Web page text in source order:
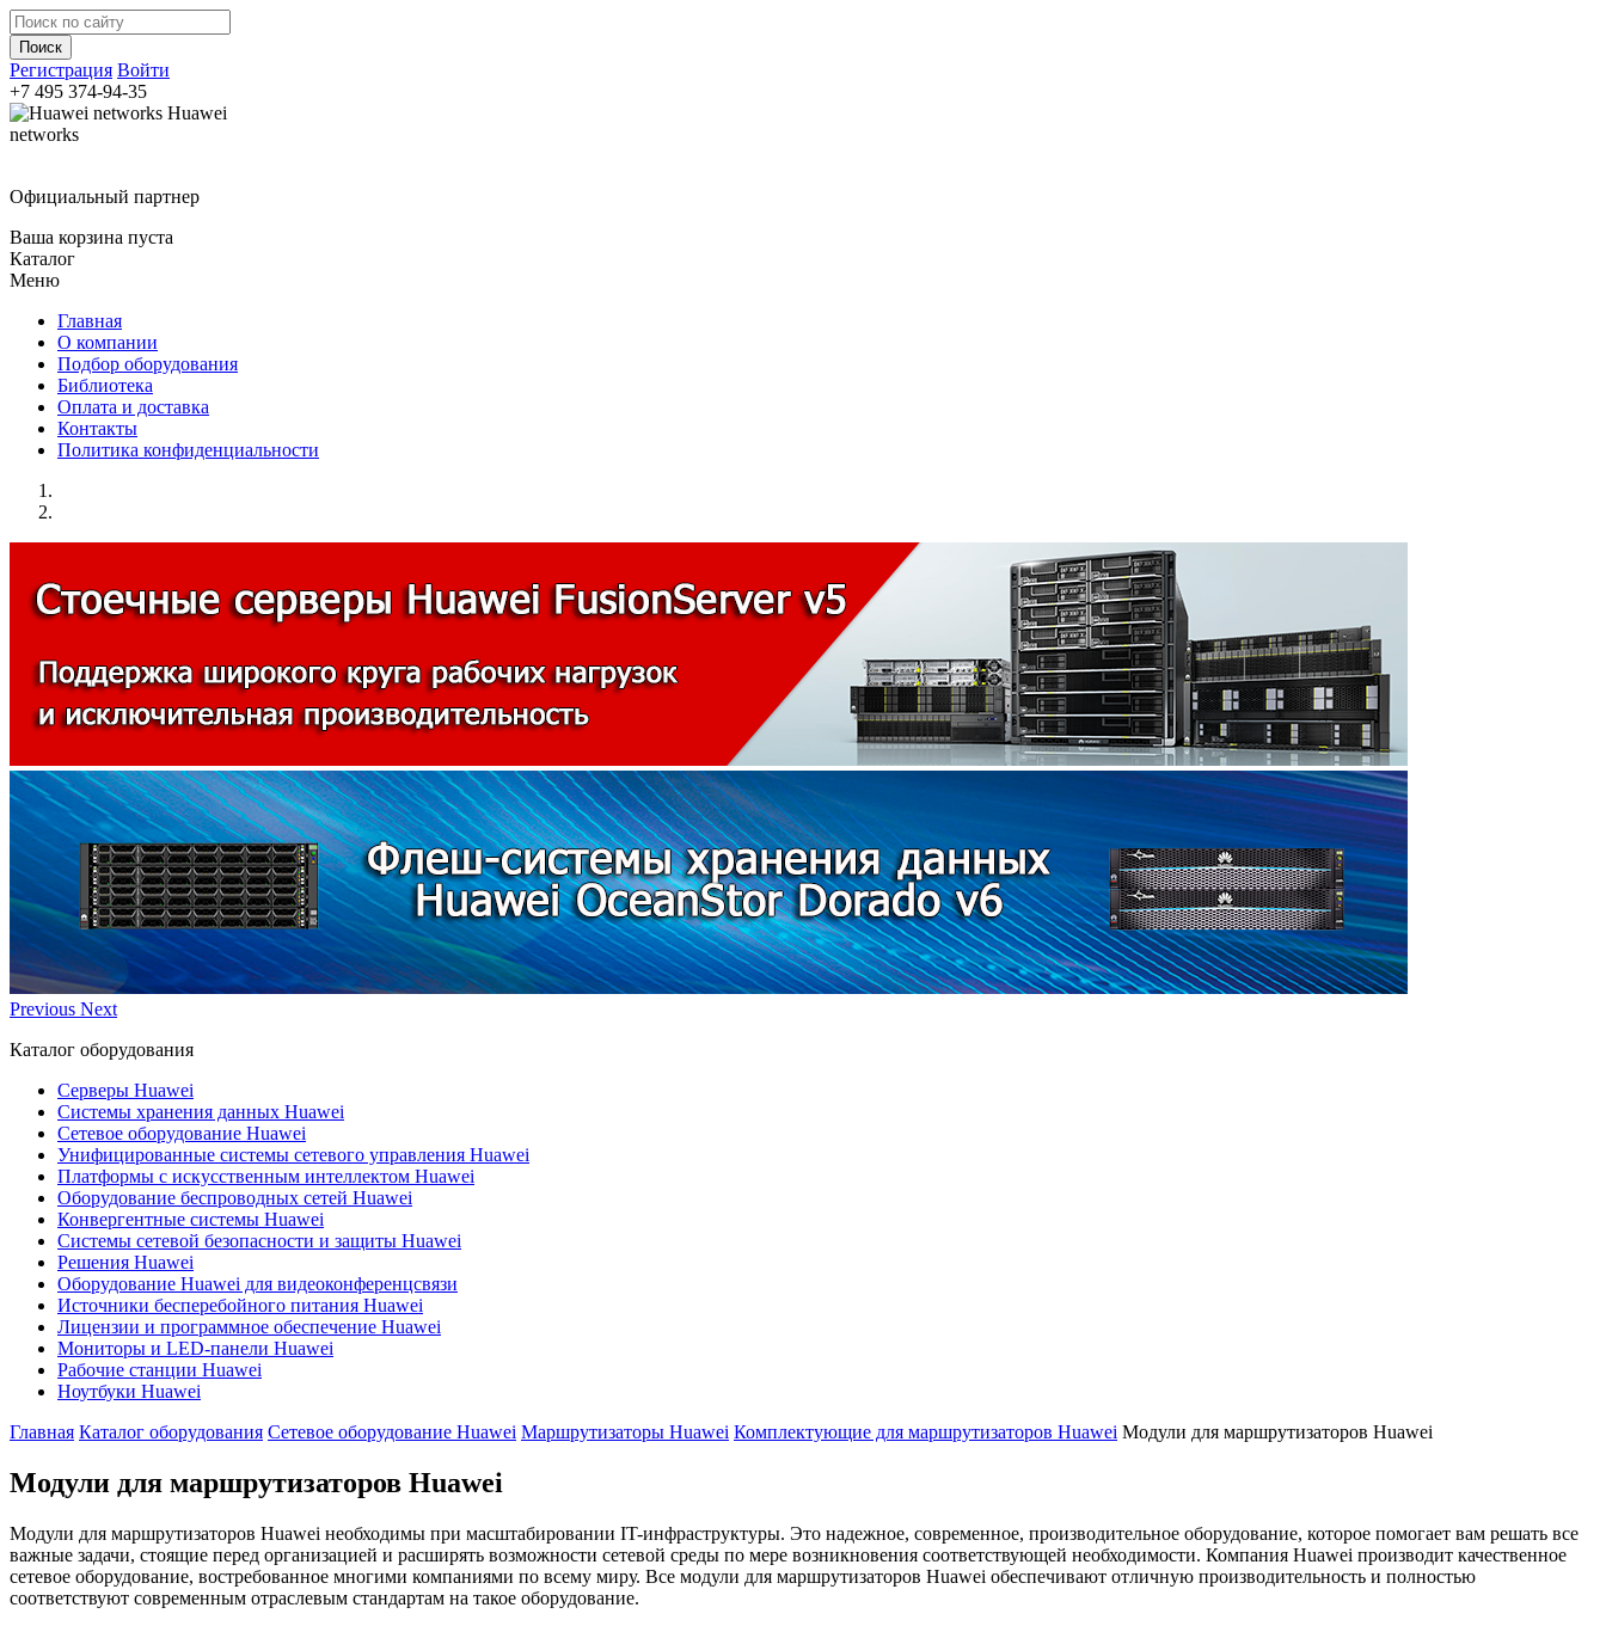
Регистрация Войти
+7 495 374-94-35
Huawei
networks
Официальный партнер
Ваша корзина пуста
Каталог
Меню
Главная
О компании
Подбор оборудования
Библиотека
Оплата и доставка
Контакты
Политика конфиденциальности
Previous Next
Каталог оборудования
Серверы Huawei
Системы хранения данных Huawei
Сетевое оборудование Huawei
Унифицированные системы сетевого управления Huawei
Платформы с искусственным интеллектом Huawei
Оборудование беспроводных сетей Huawei
Конвергентные системы Huawei
Системы сетевой безопасности и защиты Huawei
Решения Huawei
Оборудование Huawei для видеоконференцсвязи
Источники бесперебойного питания Huawei
Лицензии и программное обеспечение Huawei
Мониторы и LED-панели Huawei
Рабочие станции Huawei
Ноутбуки Huawei
Главная Каталог оборудования Сетевое оборудование Huawei Маршрутизаторы Huawei Комплектующие для маршрутизаторов Huawei Модули для маршрутизаторов Huawei
Модули для маршрутизаторов Huawei
Модули для маршрутизаторов Huawei необходимы при масштабировании IT-инфраструктуры. Это надежное, современное, производительное оборудование, которое помогает вам решать все
важные задачи, стоящие перед организацией и расширять возможности сетевой среды по мере возникновения соответствующей необходимости. Компания Huawei производит качественное
сетевое оборудование, востребованное многими компаниями по всему миру. Все модули для маршрутизаторов Huawei обеспечивают отличную производительность и полностью
соответствуют современным отраслевым стандартам на такое оборудование.